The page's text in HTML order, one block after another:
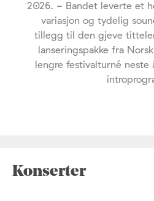
2026. - Bandet leverte et
variasjon og tydelig
tillegg til den gjeve
lanseringspakke fra
lengre festivalturné
Konserter